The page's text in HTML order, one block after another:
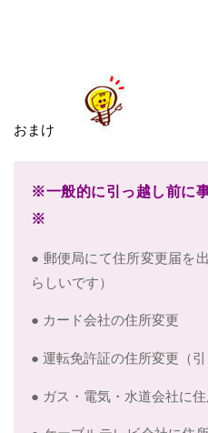
おまけ
※一般的に引っ越し前に
※
● 郵便局にて住所変更届を
らしいです）
● カード会社の住所変更
● 運転免許証の住所変更（引
● ガス・電気・水道会社に